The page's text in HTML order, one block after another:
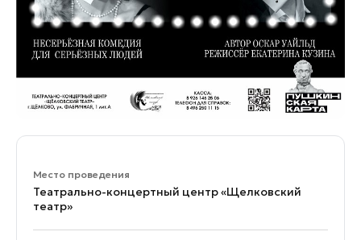
Место проведения
Театрально-концертный центр «Щелковский
театр»